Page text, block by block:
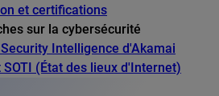
et certifications
sur la cybersécurité
Intelligence d'Akamai
SOTI (État des lieux d'Internet)